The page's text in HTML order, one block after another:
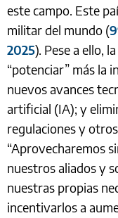
este campo. Este
militar del mundo (
2025). Pese a ello,
“potenciar” más la
nuevos avances
artificial (IA); y
regulaciones y
“Aprovecharemos
nuestros aliados y
nuestras propias
incentivarlos a